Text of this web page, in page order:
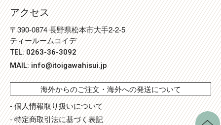
アクセス
〒390-0874 長野県松本市大手2-2-5
ティールームコイデ
TEL: 0263-36-3092
MAIL:info@itoigawahisui.jp
海外からのご注文・海外への発送について
- 個人情報取り扱いについて
- 特定商取引法に基づく表記